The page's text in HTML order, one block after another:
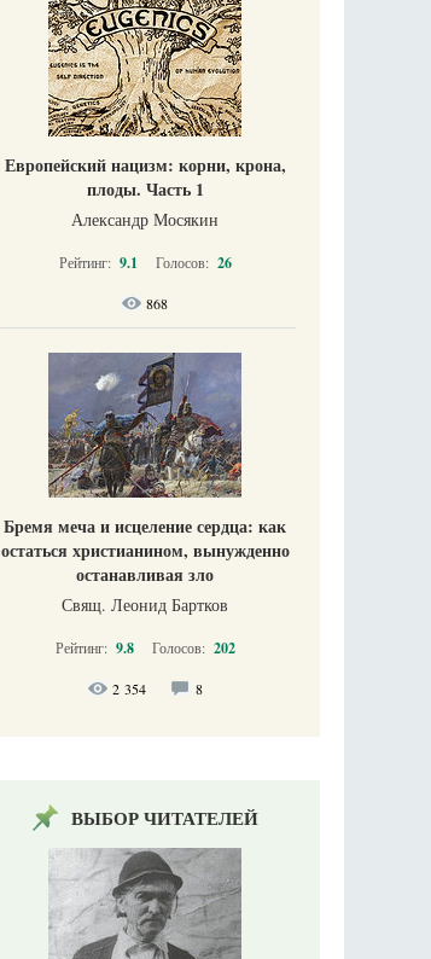
Европейский нацизм: корни, крона,
плоды. Часть 1
Александр Мосякин
Рейтинг: 9.1 Голосов: 26
868
Бремя меча и исцеление сердца: как
остаться христианином, вынужденно
останавливая зло
Свящ. Леонид Бартков
Рейтинг: 9.8 Голосов: 202
2 354 8
ВЫБОР ЧИТАТЕЛЕЙ